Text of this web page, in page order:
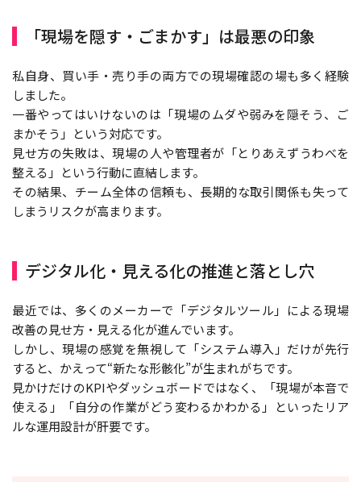
「現場を隠す・ごまかす」は最悪の印象
私自身、買い手・売り手の両方での現場確認の場も多く経験
しました。
一番やってはいけないのは「現場のムダや弱みを隠そう、ご
まかそう」という対応です。
見せ方の失敗は、現場の人や管理者が「とりあえずうわべを
整える」という行動に直結します。
その結果、チーム全体の信頼も、長期的な取引関係も失って
しまうリスクが高まります。
デジタル化・見える化の推進と落とし穴
最近では、多くのメーカーで「デジタルツール」による現場
改善の見せ方・見える化が進んでいます。
しかし、現場の感覚を無視して「システム導入」だけが先行
すると、かえって“新たな形骸化”が生まれがちです。
見かけだけのKPIやダッシュボードではなく、「現場が本音で
使える」「自分の作業がどう変わるかわかる」といったリア
ルな運用設計が肝要です。